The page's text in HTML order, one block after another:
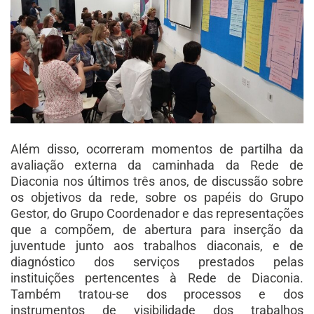
Além disso, ocorreram momentos de partilha da
avaliação externa da caminhada da Rede de
Diaconia nos últimos três anos, de discussão sobre
os objetivos da rede, sobre os papéis do Grupo
Gestor, do Grupo Coordenador e das representações
que a compõem, de abertura para inserção da
juventude junto aos trabalhos diaconais, e de
diagnóstico dos serviços prestados pelas
instituições pertencentes à Rede de Diaconia.
Também tratou-se dos processos e dos
instrumentos de visibilidade dos trabalhos